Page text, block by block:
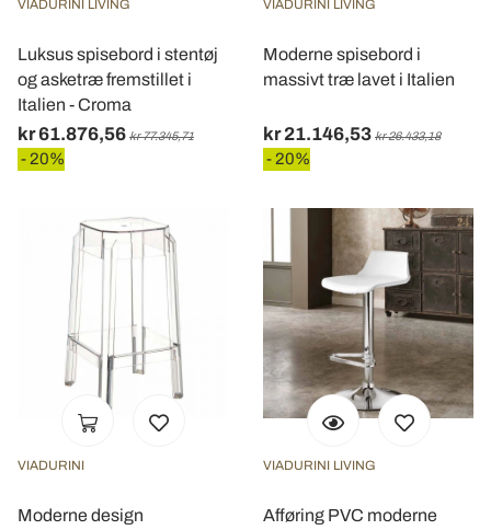
VIADURINI LIVING
Luksus spisebord i stentøj
og asketræ fremstillet i
Italien - Croma
kr 61.876,56 kr 77.345,71
- 20%
VIADURINI LIVING
Moderne spisebord i
massivt træ lavet i Italien
kr 21.146,53 kr 26.433,18
- 20%
VIADURINI
Moderne design
VIADURINI LIVING
Afføring PVC moderne